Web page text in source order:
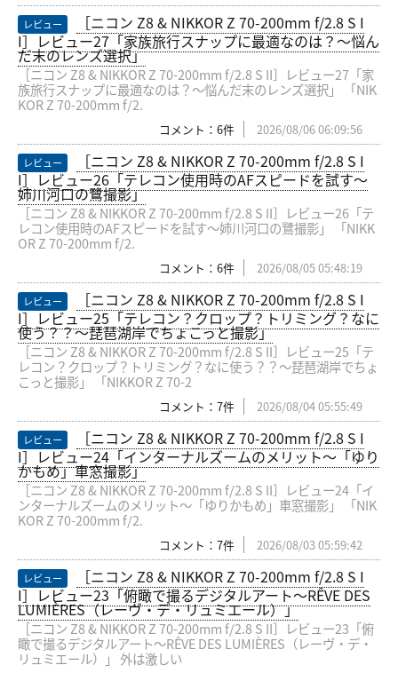
レビュー
［ニコン Z8 & NIKKOR Z 70-200mm f/2.8 S I
I］レビュー27「家族旅行スナップに最適なのは？〜悩ん
だ末のレンズ選択」
［ニコン Z8 & NIKKOR Z 70-200mm f/2.8 S II］レビュー27「家
族旅行スナップに最適なのは？〜悩んだ末のレンズ選択」 「NIK
KOR Z 70-200mm f/2.
コメント：6件 2026/08/06 06:09:56
レビュー
［ニコン Z8 & NIKKOR Z 70-200mm f/2.8 S I
I］レビュー26「テレコン使用時のAFスピードを試す〜
姉川河口の鷺撮影」
［ニコン Z8 & NIKKOR Z 70-200mm f/2.8 S II］レビュー26「テ
レコン使用時のAFスピードを試す〜姉川河口の鷺撮影」 「NIKK
OR Z 70-200mm f/2.
コメント：6件 2026/08/05 05:48:19
レビュー
［ニコン Z8 & NIKKOR Z 70-200mm f/2.8 S I
I］レビュー25「テレコン？クロップ？トリミング？なに
使う？？〜琵琶湖岸でちょこっと撮影」
［ニコン Z8 & NIKKOR Z 70-200mm f/2.8 S II］レビュー25「テ
レコン？クロップ？トリミング？なに使う？？〜琵琶湖岸でちょ
こっと撮影」 「NIKKOR Z 70-2
コメント：7件 2026/08/04 05:55:49
レビュー
［ニコン Z8 & NIKKOR Z 70-200mm f/2.8 S I
I］レビュー24「インターナルズームのメリット〜「ゆり
かもめ」車窓撮影」
［ニコン Z8 & NIKKOR Z 70-200mm f/2.8 S II］レビュー24「イ
ンターナルズームのメリット〜「ゆりかもめ」車窓撮影」 「NIK
KOR Z 70-200mm f/2.
コメント：7件 2026/08/03 05:59:42
レビュー
［ニコン Z8 & NIKKOR Z 70-200mm f/2.8 S I
I］レビュー23「俯瞰で撮るデジタルアート〜RÊVE DES
LUMIÈRES（レーヴ・デ・リュミエール）」
［ニコン Z8 & NIKKOR Z 70-200mm f/2.8 S II］レビュー23「俯
瞰で撮るデジタルアート〜RÊVE DES LUMIÈRES（レーヴ・デ・
リュミエール）」 外は激しい